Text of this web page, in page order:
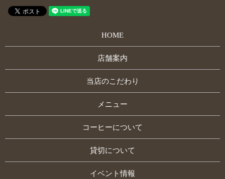
HOME
店舗案内
当店のこだわり
メニュー
コーヒーについて
貸切について
イベント情報